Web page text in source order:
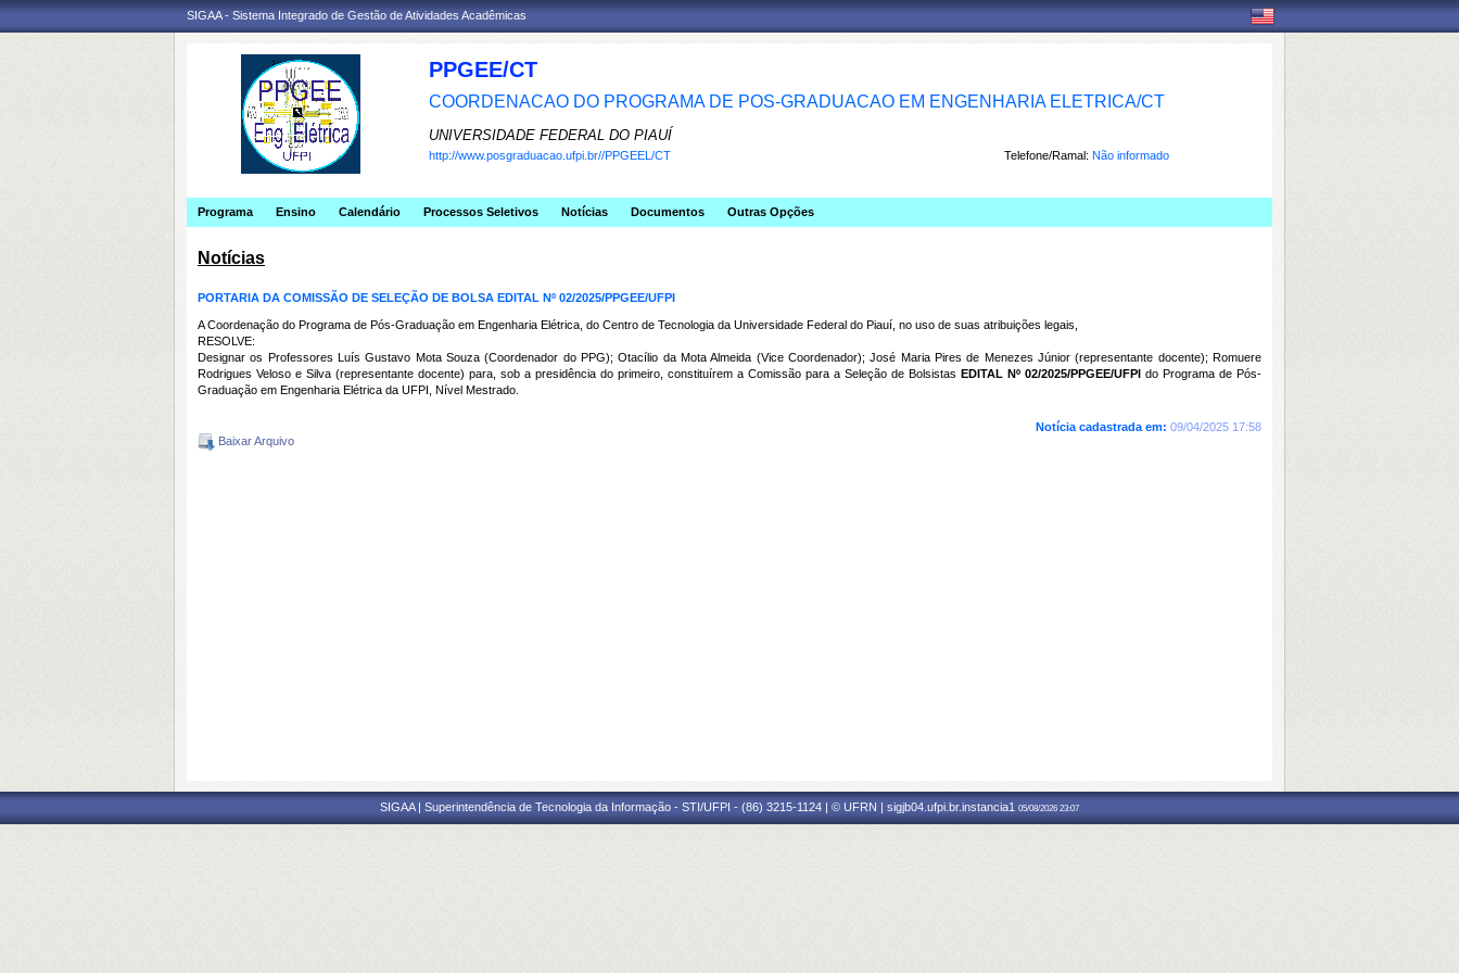
SIGAA - Sistema Integrado de Gestão de Atividades Acadêmicas
PPGEE/CT
COORDENACAO DO PROGRAMA DE POS-GRADUACAO EM ENGENHARIA ELETRICA/CT
UNIVERSIDADE FEDERAL DO PIAUÍ
Telefone/Ramal: Não informado
http://www.posgraduacao.ufpi.br//PPGEEL/CT
Programa Ensino Calendário Processos Seletivos Notícias Documentos Outras Opções
Notícias
PORTARIA DA COMISSÃO DE SELEÇÃO DE BOLSA EDITAL Nº 02/2025/PPGEE/UFPI
A Coordenação do Programa de Pós-Graduação em Engenharia Elétrica, do Centro de Tecnologia da Universidade Federal do Piauí, no uso de suas atribuições legais,
RESOLVE:
Designar os Professores Luís Gustavo Mota Souza (Coordenador do PPG); Otacílio da Mota Almeida (Vice Coordenador); José Maria Pires de Menezes Júnior (representante docente); Romuere
Rodrigues Veloso e Silva (representante docente) para, sob a presidência do primeiro, constituírem a Comissão para a Seleção de Bolsistas EDITAL Nº 02/2025/PPGEE/UFPI do Programa de Pós-
Graduação em Engenharia Elétrica da UFPI, Nível Mestrado.
Notícia cadastrada em: 09/04/2025 17:58
Baixar Arquivo
SIGAA | Superintendência de Tecnologia da Informação - STI/UFPI - (86) 3215-1124 | © UFRN | sigjb04.ufpi.br.instancia1 05/08/2026 23:07